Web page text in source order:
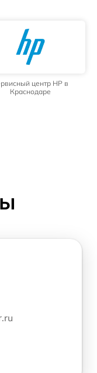
центр HP в
Краснодаре